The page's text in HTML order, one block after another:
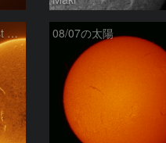
Sun in H-alpha on August 7, 2026 08/07の太陽